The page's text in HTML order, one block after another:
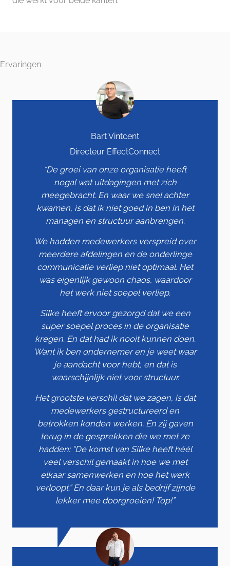
Ervaringen
Bart Vintcent
Directeur EffectConnect
“De groei van onze organisatie heeft
nogal wat uitdagingen met zich
meegebracht. En waar we snel achter
kwamen, is dat ik niet goed in ben in het
managen en structuur aanbrengen.
We hadden medewerkers verspreid over
meerdere afdelingen en de onderlinge
communicatie verliep niet optimaal. Het
was eigenlijk gewoon chaos, waardoor
het werk niet soepel verliep.
Silke heeft ervoor gezorgd dat we een
super soepel proces in de organisatie
kregen. En dat had ik nooit kunnen doen.
Want ik ben ondernemer en je weet waar
je aandacht voor hebt, en dat is
waarschijnlijk niet voor structuur.
Het grootste verschil dat we zagen, is dat
medewerkers gestructureerd en
betrokken konden werken. En zij gaven
terug in de gesprekken die we met ze
hadden: “De komst van Silke heeft héél
veel verschil gemaakt in hoe we met
elkaar samenwerken en hoe het werk
verloopt.” En daar kun je als bedrijf zijnde
lekker mee doorgroeien! Top!”